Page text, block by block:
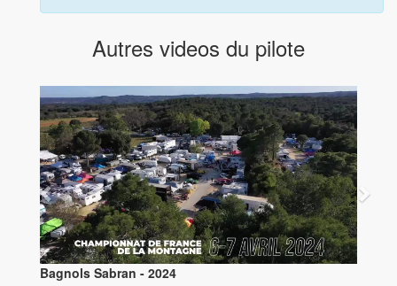
Autres videos du pilote
Bagnols Sabran - 2024